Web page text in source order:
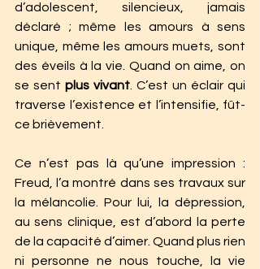
d’adolescent, silencieux, jamais
déclaré ; même les amours à sens
unique, même les amours muets, sont
des éveils à la vie. Quand on aime, on
se sent plus vivant. C’est un éclair qui
traverse l’existence et l’intensifie, fût-
ce brièvement.
Ce n’est pas là qu’une impression :
Freud, l’a montré dans ses travaux sur
la mélancolie. Pour lui, la dépression,
au sens clinique, est d’abord la perte
de la capacité d’aimer. Quand plus rien
ni personne ne nous touche, la vie